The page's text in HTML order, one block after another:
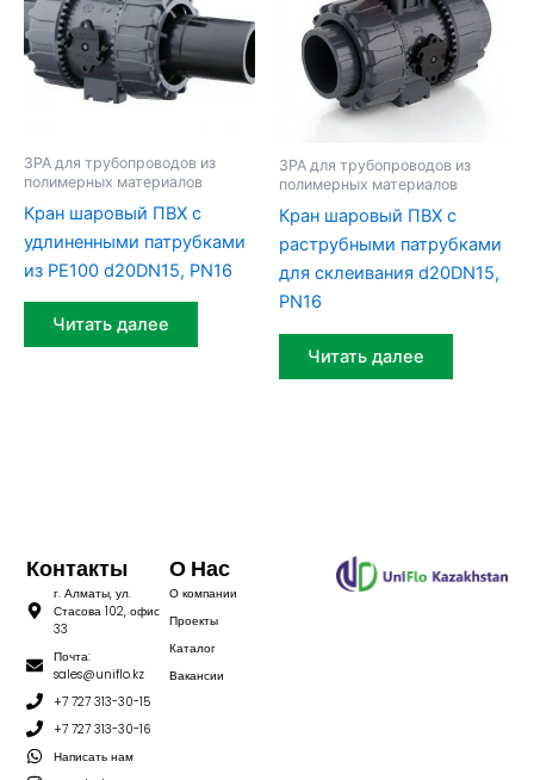
ЗРА для трубопроводов из
полимерных материалов
Кран шаровый ПВХ с
удлиненными патрубками
из PE100 d20DN15, PN16
Читать далее
ЗРА для трубопроводов из
полимерных материалов
Кран шаровый ПВХ c
раструбными патрубками
для склеивания d20DN15,
PN16
Читать далее
О Нас
О компании
Проекты
Каталог
Вакансии
Контакты
г. Алматы, ул.
Стасова 102, офис
33
Почта:
sales@uniflo.kz
+7 727 313-30-15
+7 727 313-30-16
Написать нам